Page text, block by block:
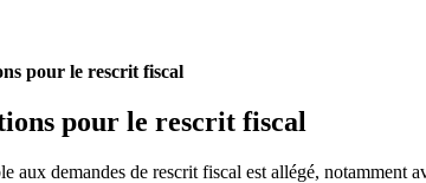
pour le rescrit fiscal
pour le rescrit fiscal
aux demandes de rescrit fiscal est allégé, notamment